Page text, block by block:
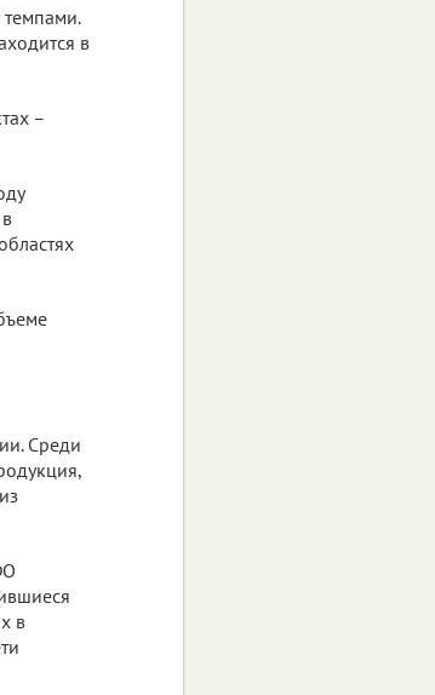
в
–
Среди
в